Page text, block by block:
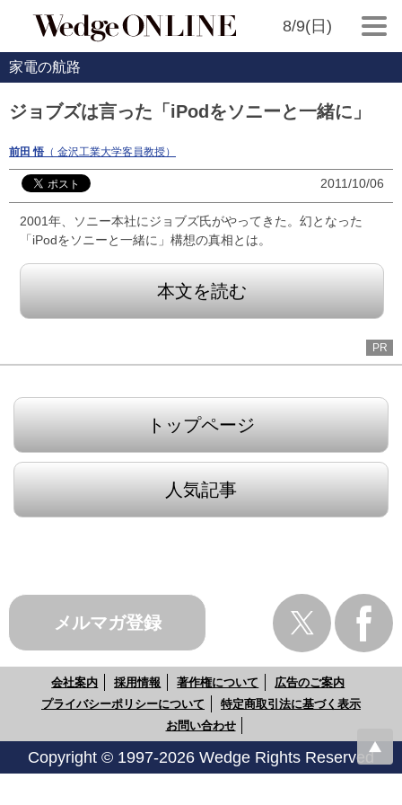
8/9(日)
家電の航路
ジョブズは言った「iPodをソニーと一緒に」
前田 悟 （ 金沢工業大学客員教授）
2011/10/06
2001年、ソニー本社にジョブズ氏がやってきた。幻となった
「iPodをソニーと一緒に」構想の真相とは。
本文を読む
PR
トップページ
人気記事
メルマガ登録
会社案内 採用情報 著作権について
広告のご案内
プライバシーポリシーについて
特定商取引法に基づく表示
お問い合わせ
Copyright © 1997-2026 Wedge Rights Reserved